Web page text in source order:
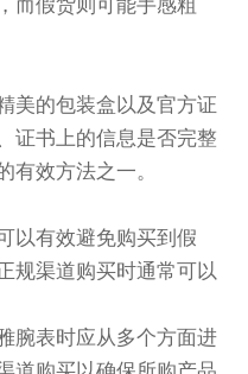
而假货则可能手感粗
的包装盒以及官方证
证书上的信息是否完整
有效方法之一。
有效避免购买到假
规渠道购买时通常可以
表时应从多个方面进